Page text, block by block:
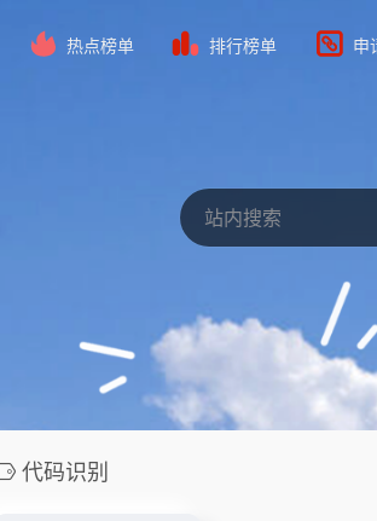
热点榜单 排行榜单 申
代码识别